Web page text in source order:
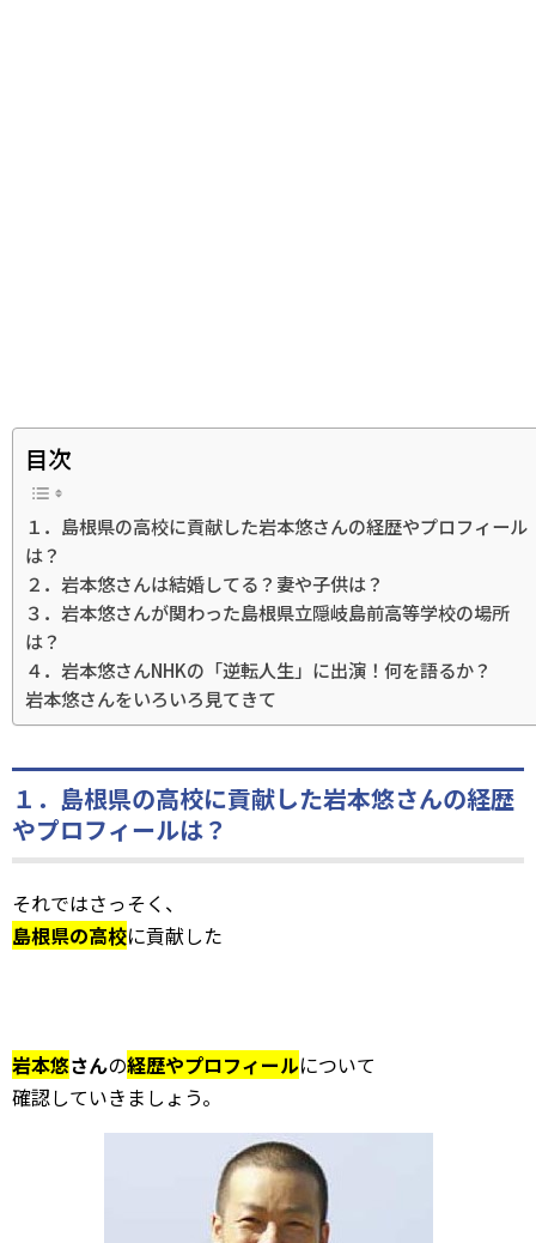
目次
１．島根県の高校に貢献した岩本悠さんの経歴やプロフィール
は？
２．岩本悠さんは結婚してる？妻や子供は？
３．岩本悠さんが関わった島根県立隠岐島前高等学校の場所
は？
４．岩本悠さんNHKの「逆転人生」に出演！何を語るか？
岩本悠さんをいろいろ見てきて
１．島根県の高校に貢献した岩本悠さんの経歴
やプロフィールは？
それではさっそく、
島根県の高校に貢献した
岩本悠さんの経歴やプロフィールについて
確認していきましょう。